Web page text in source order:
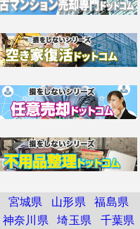
宮城県 山形県 福島県
神奈川県 埼玉県 千葉県